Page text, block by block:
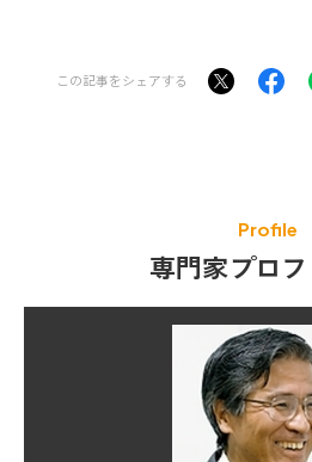
この記事をシェアする
Profile
専門家プロ